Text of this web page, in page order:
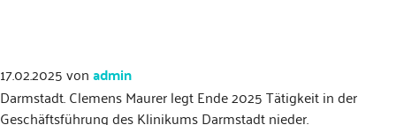
17.02.2025vonadmin
Darmstadt. Clemens Maurer legt Ende 2025 Tätigkeit in der
Geschäftsführung des Klinikums Darmstadt nieder.